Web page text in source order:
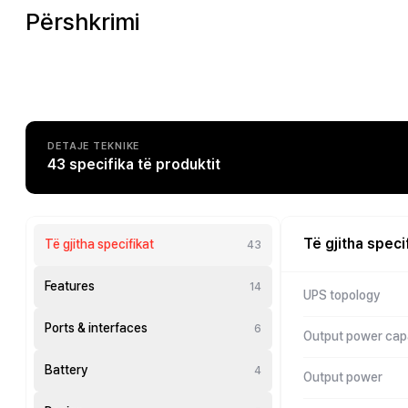
Përshkrimi
DETAJE TEKNIKE
43 specifika të produktit
Të gjitha specifikat 43
Features 14
Ports & interfaces 6
Battery 4
Të gjitha
UPS topology
Output power
Output power